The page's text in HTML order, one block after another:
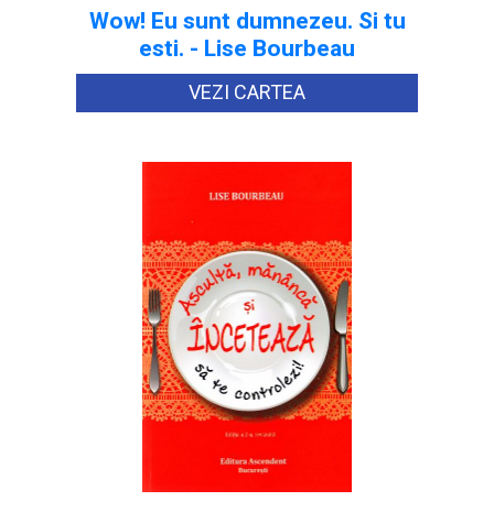
Wow! Eu sunt dumnezeu. Si tu
esti. - Lise Bourbeau
VEZI CARTEA